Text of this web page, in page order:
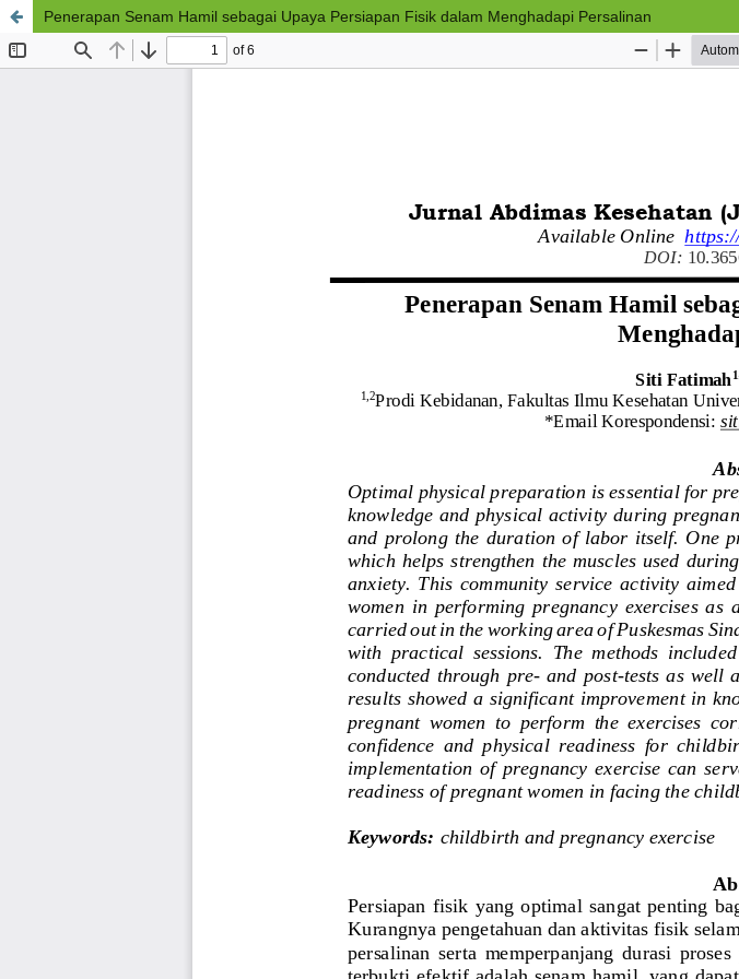
Penerapan Senam Hamil sebagai Upaya Persiapan Fisik dalam Menghadapi Persalinan